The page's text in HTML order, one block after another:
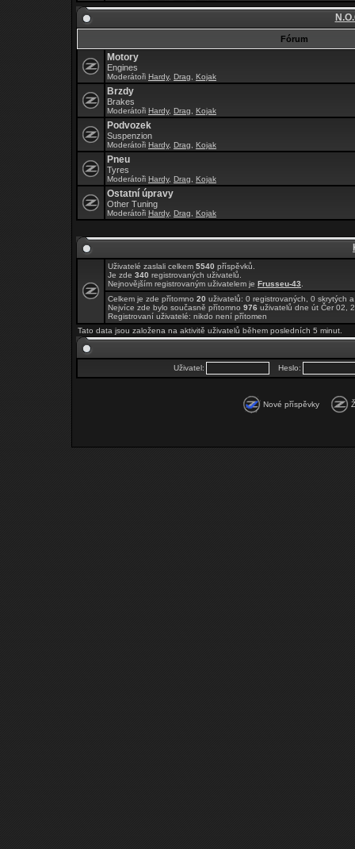
Fórum
Motory
Engines
Moderátoři Hardy, Drag Kojak
Brzdy
Brakes
Moderátoři Hardy, Drag Kojak
Podvozek
Suspenzion
Moderátoři Hardy, Drag Kojak
Pneu
Tyres
Moderátoři Hardy, Drag Kojak
Ostatní úpravy
Other Tuning
Moderátoři Hardy, Drag Kojak
Uživatelé zaslali celkem 5540 příspěvků.
Je zde 340 registrovaných uživatelů.
Nejnovějším registrovaným uživatelem je Frusseu-43
Celkem je zde přítomno 20 uživatelů: 0 registrovaných, 0
Nejvíce zde bylo současně přítomno 976 uživatelů dne út Čer 02,
Registrovaní uživatelé: nikdo není přítomen
Tato data jsou založena na aktivitě uživatelů během posledních 5 minut.
Uživatel: Heslo:
Nové příspěvky